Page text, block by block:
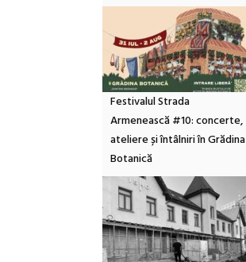
Festivalul Strada
Armenească #10: concerte,
ateliere și întâlniri în Grădina
Botanică